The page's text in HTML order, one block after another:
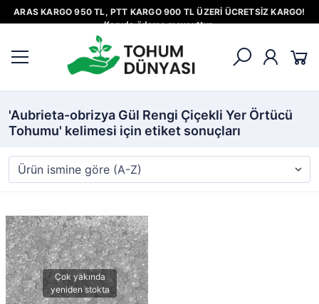
ARAS KARGO 950 TL, PTT KARGO 900 TL ÜZERİ ÜCRETSİZ KARGO!
Kapıda ödeme mevcuttur.
'Aubrieta-obrizya Gül Rengi Çiçekli Yer Örtücü
Tohumu' kelimesi için etiket sonuçları